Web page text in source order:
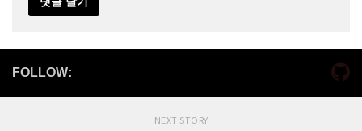
FOLLOW:
NEXT STORY